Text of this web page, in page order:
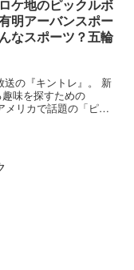
ケ地のピックルボ
明アーバンスポー
なスポーツ？五輪
送の『キントレ』。 新
味を探すための
メリカで話題の「ピッ